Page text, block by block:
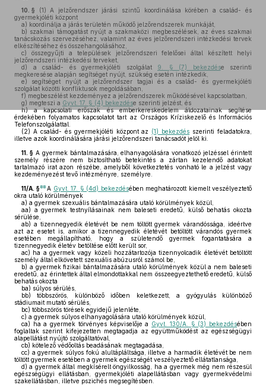
10. § (1) A jelzőrendszer járási szintű koordinálása körében a család- és
gyermekjóléti központ
a) koordinálja a járás területén működő jelzőrendszerek munkáját,
b) szakmai támogatást nyújt a szakmaközi megbeszélések, az éves szakmai
tanácskozás szervezéséhez, valamint az éves jelzőrendszeri intézkedési tervek
elkészítéséhez és összehangolásához,
c) összegyűjti a települések jelzőrendszeri felelősei által készített helyi
jelzőrendszeri intézkedési terveket,
d) a család- és gyermekjóléti szolgálat 9. § (7) bekezdése szerinti
megkeresése alapján segítséget nyújt, szükség esetén intézkedik,
e) segítséget nyújt a jelzőrendszer tagjai és a család- és gyermekjóléti
szolgálat közötti konfliktusok megoldásában,
f) megbeszélést kezdeményez a jelzőrendszerek működésével kapcsolatban,
g) megteszi a Gyvt. 17. § (4) bekezdése szerinti jelzést, és
h)a kapcsolati erőszak és emberkereskedelem áldozatainak segítése
érdekében folyamatos kapcsolatot tart az Országos Kríziskezelő és Információs
Telefonszolgálattal.
(2) A család- és gyermekjóléti központ az (1) bekezdés szerinti feladatokra,
illetve azok koordinálására járási jelzőrendszeri tanácsadót jelöl ki.
11. § A gyermek bántalmazására, elhanyagolására vonatkozó jelzéssel érintett
személy részére nem biztosítható betekintés a zártan kezelendő adatokat
tartalmazó irat azon részébe, amelyből következtetés vonható le a jelzést vagy
kezdeményezést tevő intézményre, személyre.
11/A. §88 A Gyvt. 17. § (4d) bekezdésében meghatározott kiemelt veszélyeztető
okra utaló körülmények
a) a gyermek szexuális bántalmazására utaló körülmények közül,
aa) a gyermek testnyílásainak nem baleseti eredetű, külső behatás okozta
sérülése,
ab) a tizennegyedik életévét be nem töltött gyermek várandóssága, ideértve
azt az esetet is, amikor a tizennegyedik életévét betöltött várandós gyermek
esetében megállapítható, hogy a születendő gyermek fogantatására a
tizennegyedik életév betöltése előtt került sor,
ac) ha a gyermek vagy közeli hozzátartozója tizennyolcadik életévét betöltött
személy által elkövetett szexuális abúzusról számol be,
b) a gyermek fizikai bántalmazására utaló körülmények közül a nem baleseti
eredetű, az érintettek által elmondottakkal nem összeegyeztethető eredetű, külső
behatás okozta
ba) súlyos sérülés,
bb) többszörös, különböző időben keletkezett, a gyógyulás különböző
stádiumait mutató sérülés,
bc) többszörös törések egyidejű jelenléte,
c) a gyermek súlyos elhanyagolására utaló körülmények közül,
ca) ha a gyermek törvényes képviselője a Gyvt. 130/A. § (3) bekezdésében
foglaltak szerint kifejezetten megtagadja az együttműködést az egészségügyi
alapellátást nyújtó szolgáltatóval,
cb) kötelező védőoltás beadásának megtagadása,
cc) a gyermek súlyos fokú alultápláltsága, illetve a harmadik életévét be nem
töltött gyermek esetében a gyermek egészségét veszélyeztető ellátatlansága,
d) a gyermek által megkísérelt öngyilkosság, ha a gyermek még nem részesül
egészségügyi ellátásban, gyermekjóléti alapellátásban vagy gyermekvédelmi
szakellátásban, illetve pszichés megsegítésben.